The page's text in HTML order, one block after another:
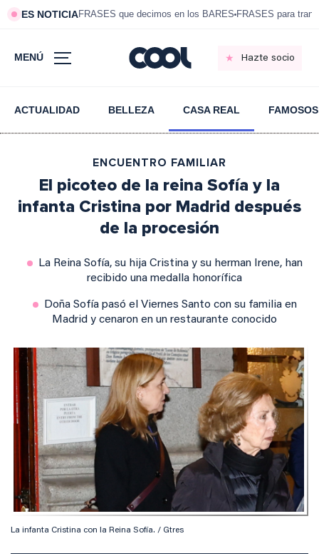
ES NOTICIAFRASES que decimos en los BARES FRASES para
MENÚ Hazte socio
ACTUALIDAD BELLEZA CASA REAL FAMOSOS
ENCUENTRO FAMILIAR
El picoteo de la reina Sofía y la
infanta Cristina por Madrid después
de la procesión
La Reina Sofía, su hija Cristina y su herman Irene, han
recibido una medalla honorífica
Doña Sofía pasó el Viernes Santo con su familia en
Madrid y cenaron en un restaurante conocido
La infanta Cristina con la Reina Sofía. / Gtres